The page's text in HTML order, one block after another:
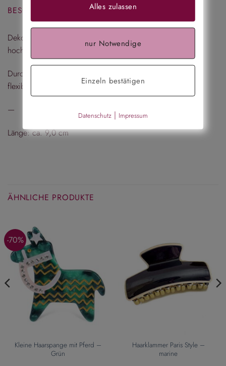
BESCHREIBUNG
Dekorative große Wasserwellklammmer in schwarz aus
hochwertigem Kunststoff.
Durch die spezielle Struktur passt sich die Klammer ganz
flexibel der Frisur an, ohne zu drücken.
—
Länge: ca. 9,0 cm
ÄHNLICHE PRODUKTE
-70%
Kleine Haarspange mit Pferd –
Grün
Haarklammer Paris Style –
marine
Alles zulassen
nur Notwendige
Einzeln bestätigen
Datenschutz| Impressum